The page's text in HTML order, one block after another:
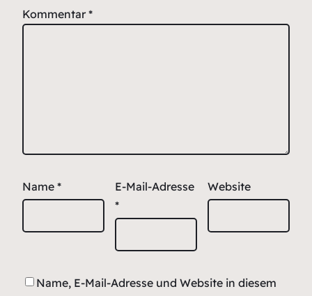
Kommentar *
Name *
E-Mail-Adresse
*
Website
Name, E-Mail-Adresse und Website in diesem